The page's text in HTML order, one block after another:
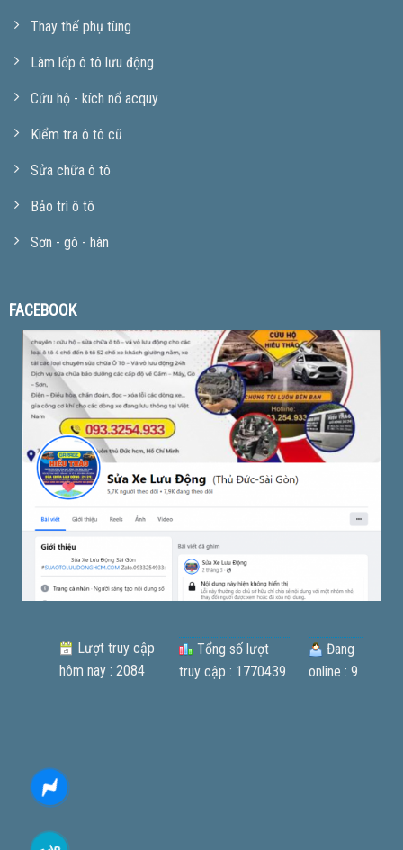
Thay thế phụ tùng
Làm lốp ô tô lưu động
Cứu hộ - kích nổ acquy
Kiểm tra ô tô cũ
Sửa chữa ô tô
Bảo trì ô tô
Sơn - gò - hàn
FACEBOOK
Lượt truy cập
hôm nay : 2084
Tổng số lượt
truy cập : 1770439
Đang
online : 9